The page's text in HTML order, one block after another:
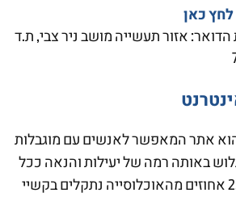
לחץ כאן
אזור תעשייה מושב ניר צבי, ת.ד
אתר המאפשר לאנשים עם מוגבלות
באותה רמה של יעילות והנאה ככל
הגולשים, כ- 20 עד 25 אחוזים מהאוכלוסייה נתקלים בקשיי